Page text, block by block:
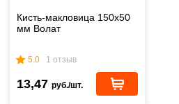
Кисть-макловица 150х50
мм Волат
5.0 1 отзыв
13,47 руб./шт.